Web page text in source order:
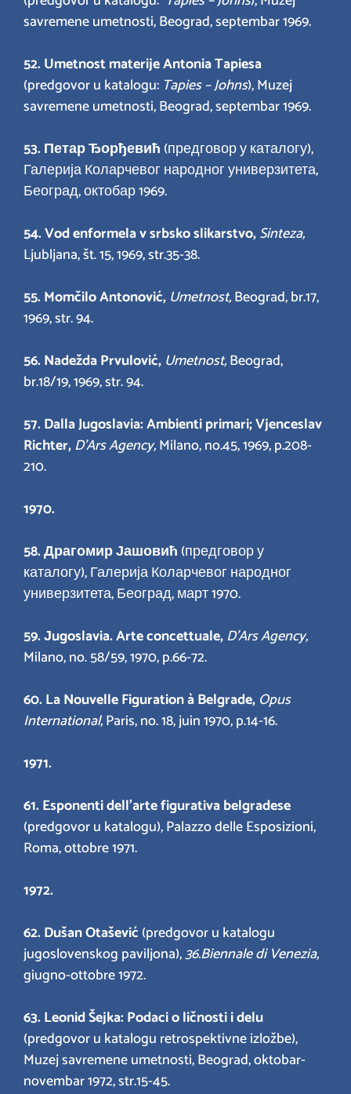
savremene umetnosti, Beograd, septembar 1969.
52. Umetnost materije Antonia Tapiesa
(predgovor u katalogu: Tapies – Johns), Muzej
savremene umetnosti, Beograd, septembar 1969.
53. Петар Ђорђевић (предговор у каталогу),
Галерија Коларчевог народног универзитета,
Београд, октобар 1969.
54. Vod enformela v srbsko slikarstvo,Sinteza,
Ljubljana, št. 15, 1969, str.35-38.
55. Momčilo Antonović, Umetnost,Beograd, br.17,
1969, str. 94.
56. Nadežda Prvulović, Umetnost,Beograd,
br.18/19, 1969, str. 94.
57. Dalla Jugoslavia: Ambienti primari; Vjenceslav
Richter,D’Ars Agency,Milano, no.45, 1969, p.208-
210.
1970.
58.Драгомир Јашовић (предговор у
каталогу), Галерија Коларчевог народног
универзитета, Београд, март 1970.
59.Јugoslavia. Arte concettuale,D’Ars Agency,
Milano, no. 58/59, 1970, p.66-72.
60. La Nouvelle Figuration à Belgrade, Opus
International,Paris, no. 18, juin 1970, p.14-16.
1971.
61. Esponenti dell’arte figurativa belgradese
(predgovor u katalogu), Palazzo delle Esposizioni,
Roma, ottobre 1971.
1972.
62. Dušan Otašević (predgovor u katalogu
jugoslovenskog paviljona),36.Biennale di Venezia,
giugno-ottobre 1972.
63. Leonid Šejka: Podaci o ličnosti i delu
(predgovor u katalogu retrospektivne izložbe),
Muzej savremene umetnosti, Beograd, oktobar-
novembar 1972, str.15-45.